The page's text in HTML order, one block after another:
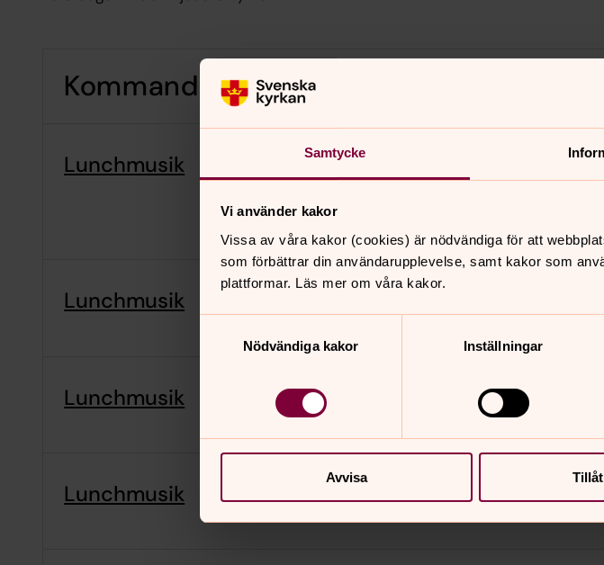
Samtycke
Vi använder kakor
Vissa av våra kakor (cookies) är nödvändiga för att
som förbättrar din användarupplevelse, samt kakor som
plattformar. Läs mer om våra kakor.
Nödvändiga kakor
Inställningar
Avvisa
Kommande lunchmusik i Ljusets kyrka
Lunchmusik torsdag 10
Ljusets kyrka
Lunchmusik
Ljusets kyrka
Lunchmusik torsdag 24
Ljusets kyrka
Lunchmusik